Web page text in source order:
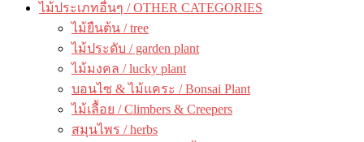
ไม้ประเภทอื่นๆ / OTHER CATEGORIES
ไม้ยืนต้น / tree
ไม้ประดับ / garden plant
ไม้มงคล / lucky plant
บอนไซ & ไม้แคระ / Bonsai Plant
ไม้เลื้อย / Climbers & Creepers
สมุนไพร / herbs